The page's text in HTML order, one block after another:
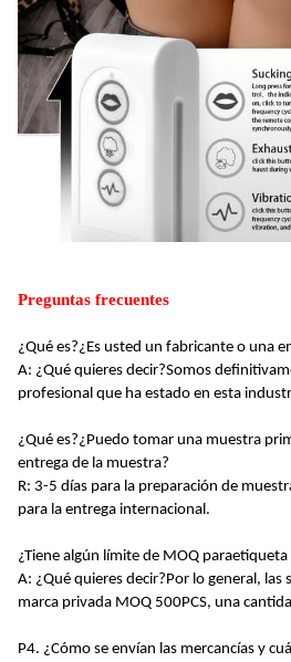
Preguntas frecuentes
¿Qué es?¿Es usted un fabricante o una
A: ¿Qué quieres decir?Somos
profesional que ha estado en esta
¿Qué es?¿Puedo tomar una muestra
entrega de la muestra?
R: 3-5 días para la preparación de
para la entrega internacional .
¿Tiene algún límite de MOQ paraetiqueta
A: ¿Qué quieres decir?Por lo general, las
marca privada MOQ 500PCS, una
P4. ¿Cómo se envían las mercancías y